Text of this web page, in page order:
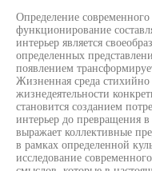
Определение современного
функционирование
интерьер является
определенных
появлением
Жизненная среда
жизнедеятельности
становится созданием
интерьер до превращения
выражает коллективные
в рамках определенной
исследование